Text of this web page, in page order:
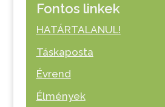
Fontos linkek
HATÁRTALANUL!
Táskaposta
Évrend
Élmények